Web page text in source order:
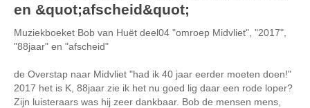
en &quot;afscheid&quot;
Muziekboeket Bob van Huët deel04 "omroep Midvliet", "2017",
"88jaar" en "afscheid"
de Overstap naar Midvliet "had ik 40 jaar eerder moeten doen!"
2017 het is K, 88jaar zie ik het nu goed lig daar een rode loper?
Zijn luisteraars was hij zeer dankbaar. Bob de mensen mens,